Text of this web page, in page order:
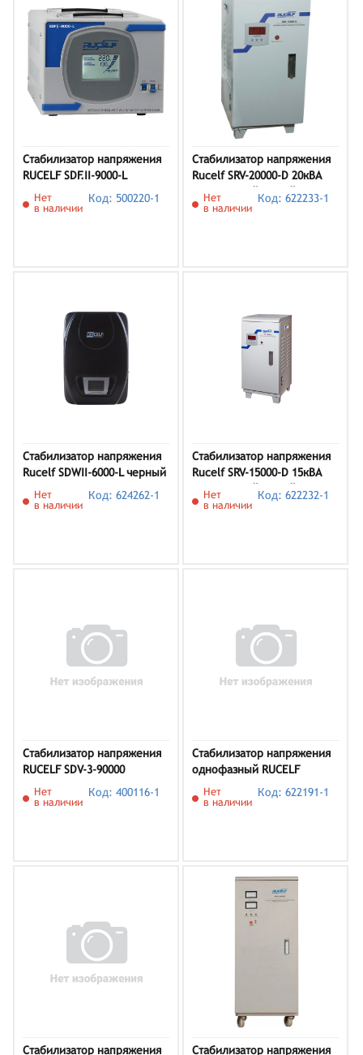
Стабилизатор напряжения
RUCELF SDF.II-9000-L
Нет
в наличии
Код: 500220-1
Стабилизатор напряжения
Rucelf SRV-20000-D 20кВА
однофазный белый
Нет
в наличии
Код: 622233-1
Стабилизатор напряжения
Rucelf SDWII-6000-L черный
Нет
в наличии
Код: 624262-1
Стабилизатор напряжения
Rucelf SRV-15000-D 15кВА
однофазный белый
Нет
в наличии
Код: 622232-1
Стабилизатор напряжения
RUCELF SDV-3-90000
Нет
в наличии
Код: 400116-1
Стабилизатор напряжения
однофазный RUCELF
Климат-9
Нет
в наличии
Код: 622191-1
Стабилизатор напряжения Стабилизатор напряжения